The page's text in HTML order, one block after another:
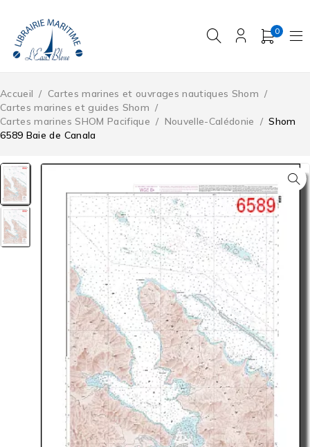
0
Accueil / Cartes marines et ouvrages nautiques Shom /
Cartes marines et guides Shom /
Cartes marines SHOM Pacifique / Nouvelle-Calédonie / Shom
6589 Baie de Canala